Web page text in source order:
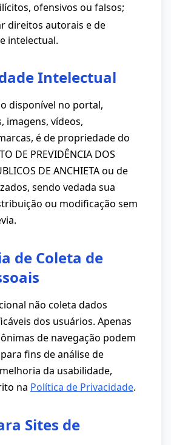
ofensivos ou falsos;
direitos autorais e de
intelectual.
Intelectual
disponível no portal,
imagens, vídeos,
é de propriedade do
DE PREVIDÊNCIA DOS
DE ANCHIETA ou de
sendo vedada sua
ou modificação sem
de Coleta de
não coleta dados
dos usuários. Apenas
de navegação podem
fins de análise de
da usabilidade,
na Política de Privacidade.
Sites de